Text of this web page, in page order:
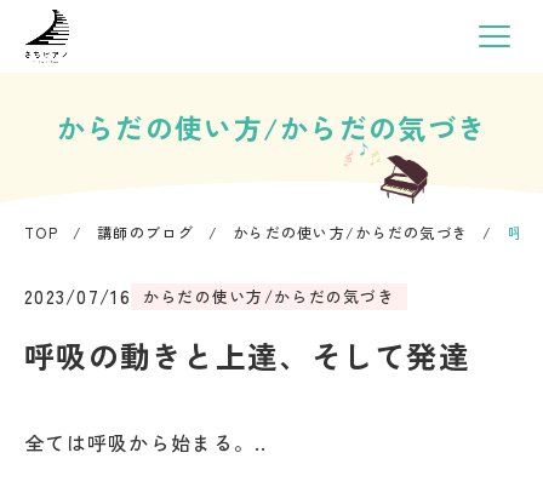
からだの使い方/からだの気づき
TOP / 講師のブログ / からだの使い方/からだの気づき / 呼
2023/07/16 からだの使い方/からだの気づき
呼吸の動きと上達、そして発達
全ては呼吸から始まる。..